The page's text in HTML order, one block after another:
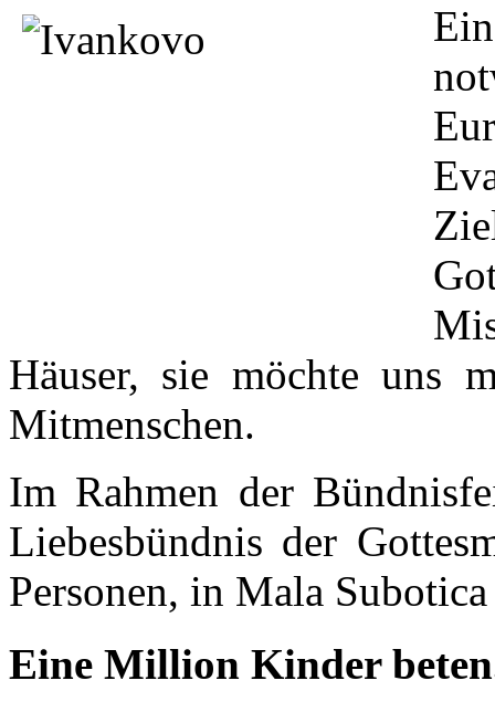
Häuser, sie möchte uns
Mitmenschen.
Im Rahmen der
Liebesbündnis der
Personen, in Mala
Eine Million Kinder